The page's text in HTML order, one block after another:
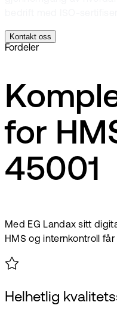
Kontakt oss
Fordeler
for
45001
Med EG Landax sitt
HMS og internkontroll får
Helhetlig